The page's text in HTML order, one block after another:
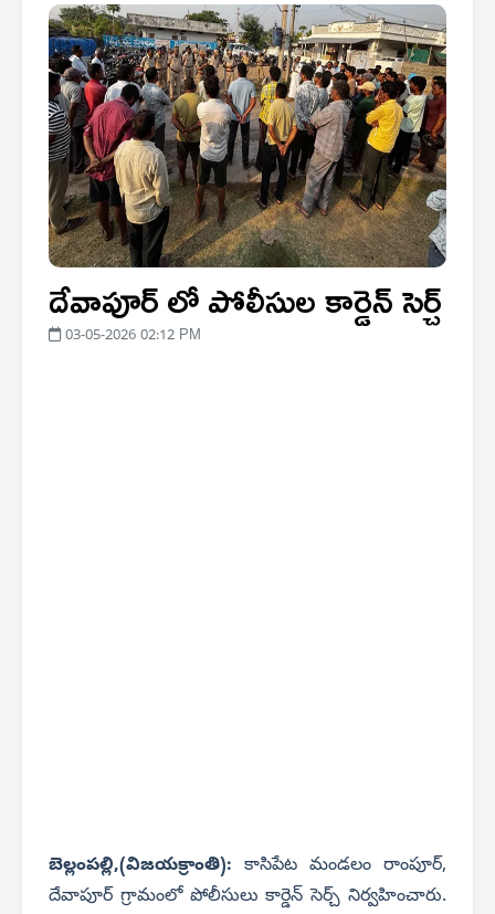
దేవాపూర్ లో పోలీసుల కార్డెన్ సెర్చ్
03-05-2026 02:12 PM
బెల్లంపల్లి,(విజయక్రాంతి): కాసిపేట మండలం రాంపూర్,
దేవాపూర్ గ్రామంలో పోలీసులు కార్డెన్ సెర్చ్ నిర్వహించారు.